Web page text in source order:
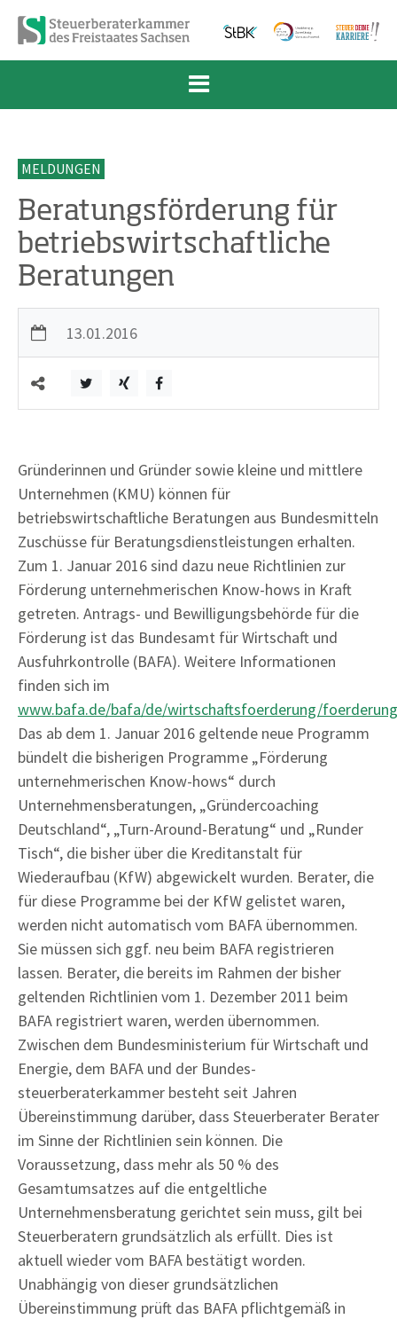
Zum Inhalt springen
Zur Navigation springen
Zum Fußbereich und Kontakt springen
MELDUNGEN
Beratungsförderung für
betriebswirtschaftliche
Beratungen
13.01.2016
Gründerinnen und Gründer sowie kleine und mittlere
Unternehmen (KMU) können für
betriebswirtschaftliche Beratungen aus Bundesmitteln
Zuschüsse für Beratungsdienstleistungen erhalten.
Zum 1. Januar 2016 sind dazu neue Richtlinien zur
Förderung unternehmerischen Know-hows in Kraft
getreten. Antrags- und Bewilligungsbehörde für die
Förderung ist das Bundesamt für Wirtschaft und
Ausfuhrkontrolle (BAFA). Weitere Informationen
finden sich im
www.bafa.de/bafa/de/wirtschaftsfoerderung/
Das ab dem 1. Januar 2016 geltende neue Programm
bündelt die bisherigen Programme „Förderung
unternehmerischen Know-hows“ durch
Unternehmensberatungen, „Gründercoaching
Deutschland“, „Turn-Around-Beratung“ und „Runder
Tisch“, die bisher über die Kreditanstalt für
Wiederaufbau (KfW) abgewickelt wurden. Berater, die
für diese Programme bei der KfW gelistet waren,
werden nicht automatisch vom BAFA übernommen.
Sie müssen sich ggf. neu beim BAFA registrieren
lassen. Berater, die bereits im Rahmen der bisher
geltenden Richtlinien vom 1. Dezember 2011 beim
BAFA registriert waren, werden übernommen.
Zwischen dem Bundesministerium für Wirtschaft und
Energie, dem BAFA und der Bundes-
steuerberaterkammer besteht seit Jahren
Übereinstimmung darüber, dass Steuerberater Berater
im Sinne der Richtlinien sein können. Die
Voraussetzung, dass mehr als 50 % des
Gesamtumsatzes auf die entgeltliche
Unternehmensberatung gerichtet sein muss, gilt bei
Steuerberatern grundsätzlich als erfüllt. Dies ist
aktuell wieder vom BAFA bestätigt worden.
Unabhängig von dieser grundsätzlichen
Übereinstimmung prüft das BAFA pflichtgemäß in